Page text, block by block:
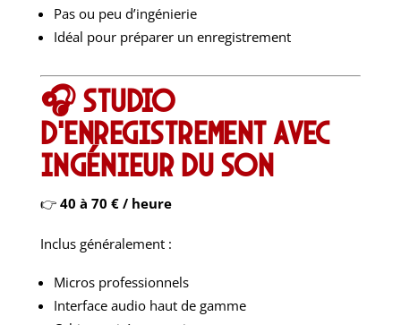
Pas ou peu d’ingénierie
Idéal pour préparer un enregistrement
🎧 Studio
d’enregistrement avec
ingénieur du son
👉 40 à 70 € / heure
Inclus généralement :
Micros professionnels
Interface audio haut de gamme